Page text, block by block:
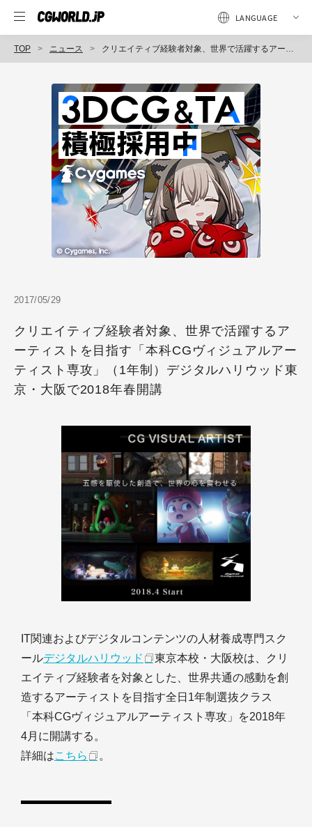
TOP ニュース クリエイティブ経験者対象、世界で活躍するアーティストを目指す「本科CGヴィジュアルアーティスト専攻」（1年制）デジタルハリウッド東京・大阪で2018年春開講
2017/05/29
クリエイティブ経験者対象、世界で活躍するア
ーティストを目指す「本科CGヴィジュアルアー
ティスト専攻」（1年制）デジタルハリウッド東
京・大阪で2018年春開講
IT関連およびデジタルコンテンツの人材養成専門スク
ールデジタルハリウッド
東京本校・大阪校は、クリ
エイティブ経験者を対象とした、世界共通の感動を創
造するアーティストを目指す全日1年制選抜クラス
「本科CGヴィジュアルアーティスト専攻」を2018年
4月に開講する。
詳細はこちら 。